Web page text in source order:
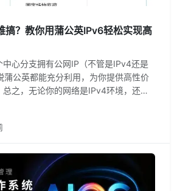
搞？教你用蒲公英IPv6轻松实现高
中心分支拥有公网IP（不管是IPv4还是
蒲公英都能充分利用，为你提供高性价
总之，无论你的网络是IPv4环境，还是
英都能打破远程连接壁垒，为你提供